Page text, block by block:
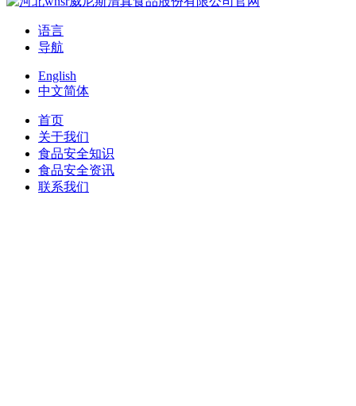
语言
导航
English
中文简体
首页
关于我们
食品安全知识
食品安全资讯
联系我们